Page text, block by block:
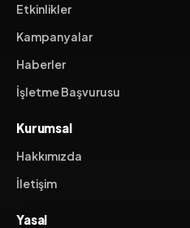
Etkinlikler
Kampanyalar
Haberler
İşletme Başvurusu
Kurumsal
Hakkımızda
İletişim
Yasal